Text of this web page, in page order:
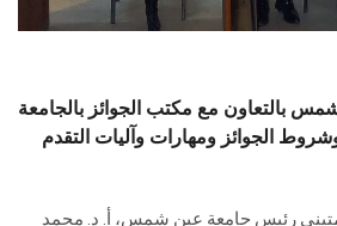
بالتعاون مع مكتب الجوائز بالجامعة
الجوائز ومهارات وآليات التقدم
رئيس جامعة عين شمس، أ. د. محمد